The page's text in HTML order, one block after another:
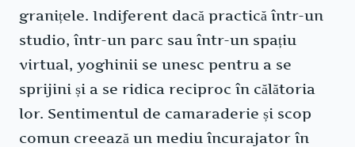
granițele. Indiferent dacă practică într-un
studio, într-un parc sau într-un spațiu
virtual, yoghinii se unesc pentru a se
sprijini și a se ridica reciproc în călătoria
lor. Sentimentul de camaraderie și scop
comun creează un mediu încurajator în